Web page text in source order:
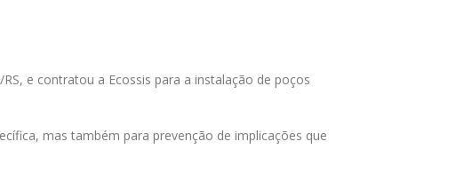
e contratou a Ecossis para a instalação de poços
mas também para prevenção de implicações que